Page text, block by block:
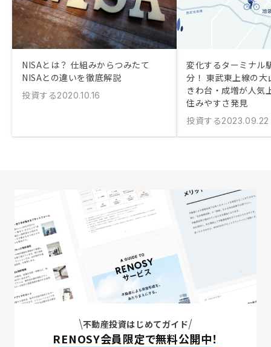
NISAとは？ 仕組みからつみたて
NISAとの違いを徹底解説
投資する2020.10.16
変化するターミナル
分！ 東武東上線の
きわ台・成増が人気
住みやすさ発見
投資する2023.09.22
不動産投資はじめてガイド
RENOSY会員限定で無料公開中！